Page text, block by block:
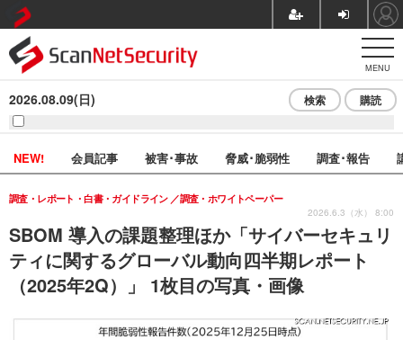
MENU
2026.08.09(日) 検索 購読
NEW! 会員記事 被害･事故 脅威･脆弱性 調査･報告
SBOM 導入の課題整理ほか「サイバーセキュリ
ティに関するグローバル動向四半期レポート
（2025年2Q）」 1枚目の写真・画像
調査・レポート・白書・ガイドライン 調査・ホワイトペーパー
2026.6.3（水） 8:00